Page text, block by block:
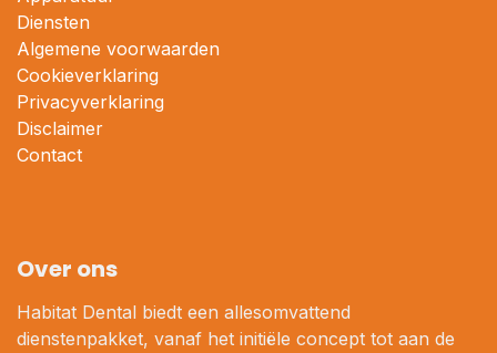
Diensten
Algemene voorwaarden
Cookieverklaring
Privacyverklaring
Disclaimer
Contact
Over ons
Habitat Dental biedt een allesomvattend
dienstenpakket, vanaf het initiële concept tot aan de